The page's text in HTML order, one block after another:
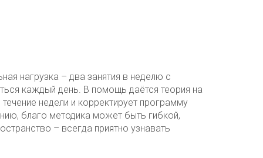
нагрузка – два занятия в неделю с
каждый день. В помощь даётся теория на
недели и корректирует программу
благо методика может быть гибкой,
– всегда приятно узнавать